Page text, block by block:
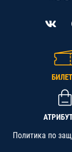
Политика по